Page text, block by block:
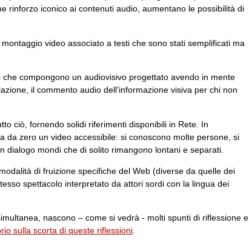
rinforzo iconico ai contenuti audio, aumentano le possibilità di
video associato a testi che sono stati semplificati ma
compongono un audiovisivo progettato avendo in mente
il commento audio dell’informazione visiva per chi non
ciò, fornendo solidi riferimenti disponibili in Rete. In
da zero un video accessibile: si conoscono molte persone, si
mondi che di solito rimangono lontani e separati.
di fruizione specifiche del Web (diverse da quelle dei
spettacolo interpretato da attori sordi con la lingua dei
nascono – come si vedrà - molti spunti di riflessione e
sulla scorta di queste riflessioni.